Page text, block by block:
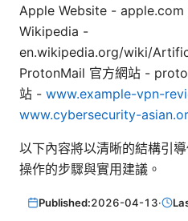
Apple Website -
Wikipedia -
en.wikipedia.org/wiki/
ProtonMail 官方網站 -
站 - www.example-vpn-
www.cybersecurity-
以下內容將以清晰的結構引
操作的步驟與實用建議。
Published:2026-04-13·